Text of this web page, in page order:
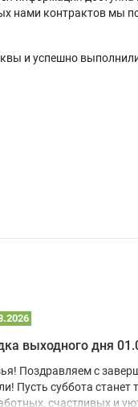
нами контрактов мы
и успешно
выходного дня
Поздравляем с
Пусть суббота станет
счастливых и